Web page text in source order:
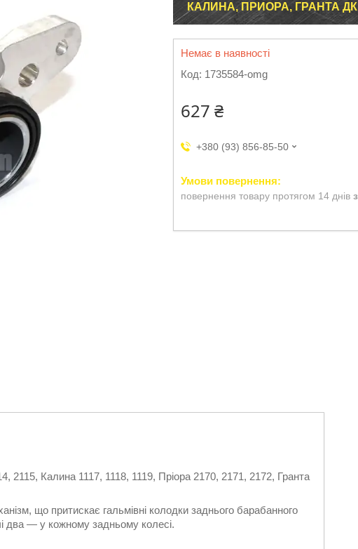
КАЛИНА, ПРИОРА, ГРАНТА ДК
Немає в наявності
Код: 1735584-omg
627 ₴
+380 (93) 856-85-50
повернення товару протягом 14 днів
2115, Калина 1117, 1118, 1119, Пріора 2170, 2171, 2172, Гранта
що притискає гальмівні колодки заднього барабанного
два — у кожному задньому колесі.